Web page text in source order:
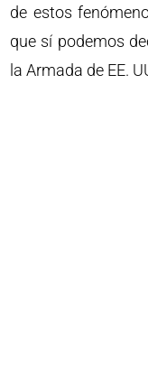
de estos
que sí podemos
la Armada de EE.